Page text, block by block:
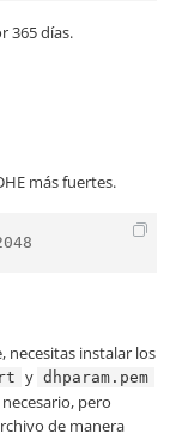
365 días.
más fuertes.
necesitas instalar los
y dhparam.pem
pero
de manera